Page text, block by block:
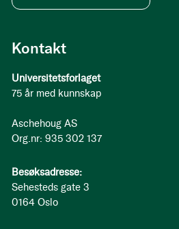
Kontakt
Universitetsforlaget
75 år med kunnskap
Aschehoug AS
Org.nr: 935 302 137
Besøksadresse:
Sehesteds gate 3
0164 Oslo